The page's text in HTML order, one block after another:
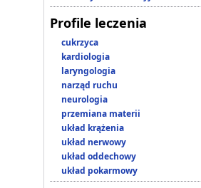
Profile leczenia
cukrzyca
kardiologia
laryngologia
narząd ruchu
neurologia
przemiana materii
układ krążenia
układ nerwowy
układ oddechowy
układ pokarmowy